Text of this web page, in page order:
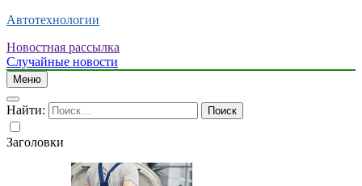
Автотехнологии
Новостная рассылка
Случайные новости
Меню
Найти:
Заголовки